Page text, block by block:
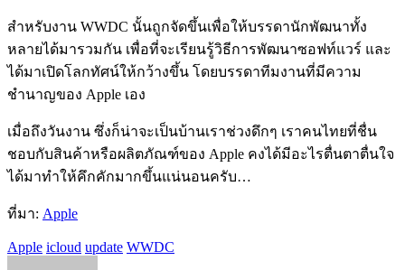
สำหรับงาน WWDC นั้นถูกจัดขึ้นเพื่อให้บรรดานักพัฒนาทั้ง
หลายได้มารวมกัน เพื่อที่จะเรียนรู้วิธีการพัฒนาซอฟท์แวร์ และ
ได้มาเปิดโลกทัศน์ให้กว้างขึ้น โดยบรรดาทีมงานที่มีความ
ชำนาญของ Apple เอง
เมื่อถึงวันงาน ซึ่งก็น่าจะเป็นบ้านเราช่วงดึกๆ เราคนไทยที่ชื่น
ชอบกับสินค้าหรือผลิตภัณฑ์ของ Apple คงได้มีอะไรตื่นตาตื่นใจ
ได้มาทำให้คึกคักมากขึ้นแน่นอนครับ…
ที่มา: Apple
Apple icloud update WWDC